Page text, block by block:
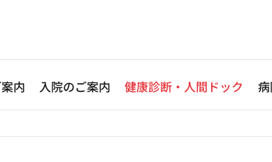
内 入院のご案内 健康診断・人間ドック